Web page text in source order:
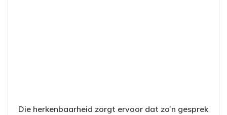
Die herkenbaarheid zorgt ervoor dat zo’n gesprek